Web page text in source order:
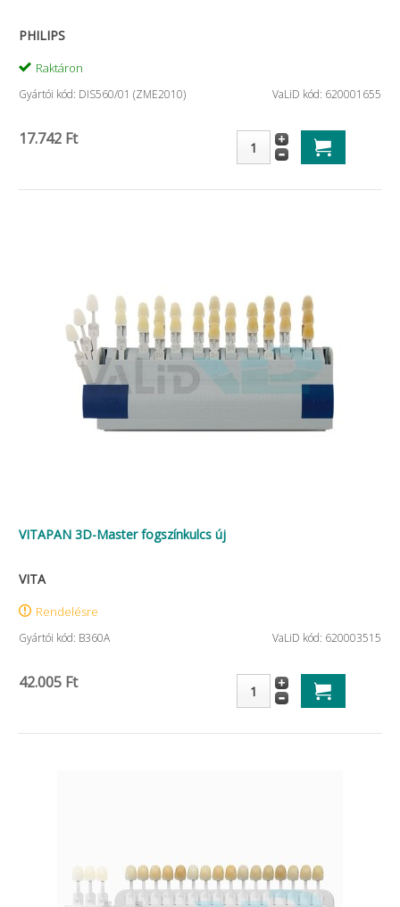
PHILIPS
Raktáron
Gyártói kód: DIS560/01 (ZME2010) VaLiD kód: 620001655
17.742 Ft
VITAPAN 3D-Master fogszínkulcs új
VITA
Rendelésre
Gyártói kód: B360A VaLiD kód: 620003515
42.005 Ft